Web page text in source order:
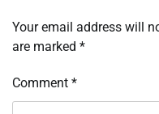
Your email address will
are marked *
Comment *